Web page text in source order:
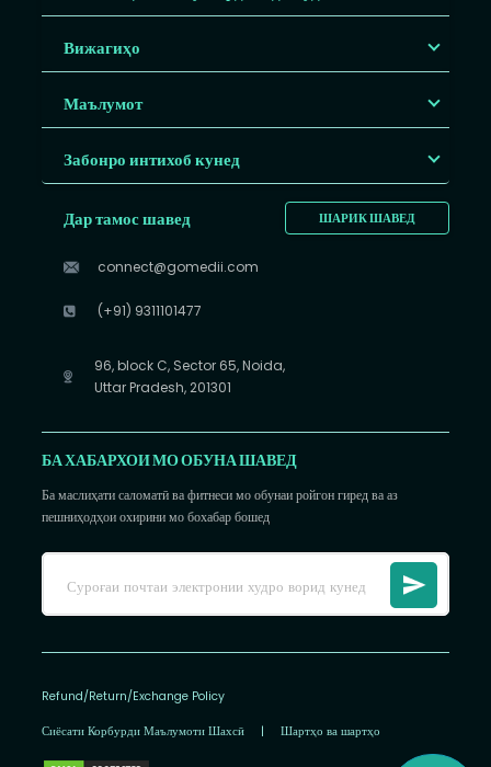
Вижагиҳо
Маълумот
Забонро интихоб кунед
ШАРИК ШАВЕД
Дар тамос шавед
connect@gomedii.com
(+91) 9311101477
96, block C, Sector 65, Noida,
Uttar Pradesh, 201301
БА ХАБАРХОИ МО ОБУНА ШАВЕД
Ба маслиҳати саломатӣ ва фитнеси мо обунаи ройгон гиред ва аз
пешниҳодҳои охирини мо бохабар бошед
Refund/Return/Exchange Policy
Сиёсати Корбурди Маълумоти Шахсӣ | Шартҳо ва шартҳо